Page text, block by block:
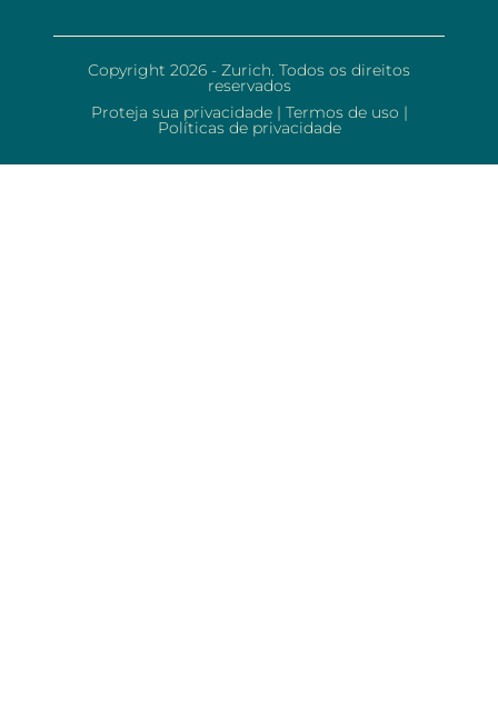
Copyright 2026 - Zurich. Todos os direitos
reservados
Proteja sua privacidade | Termos de uso |
Políticas de privacidade